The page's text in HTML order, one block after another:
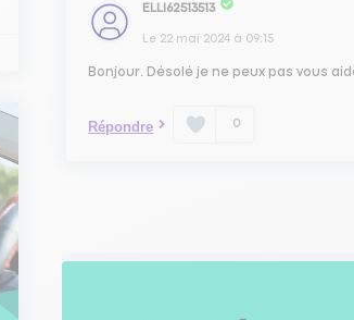
ELLI62513513
Le 22 mai 2024 à 09:15
Bonjour. Désolé je ne peux pas vous
Répondre 0